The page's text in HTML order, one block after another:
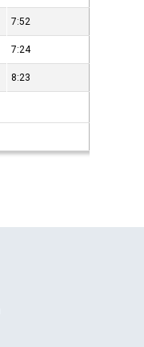
7:52
7:24
8:23